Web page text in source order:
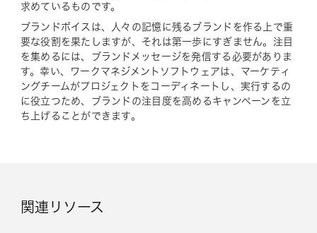
求めているものです。
ブランドボイスは、人々の記憶に残るブランドを作る上で重
要な役割を果たしますが、それは第一歩にすぎません。注目
を集めるには、ブランドメッセージを発信する必要がありま
す。幸い、ワークマネジメントソフトウェアは、マーケティ
ングチームがプロジェクトをコーディネートし、実行するの
に役立つため、ブランドの注目度を高めるキャンペーンを立
ち上げることができます。
関連リソース